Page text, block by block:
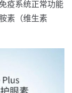
疫系统正常功能
素（维生素